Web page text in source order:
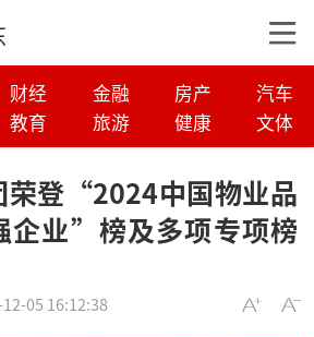
财经 金融 房产
汽车
教育 旅游 健康 文体
荣登“2024中国物业品
企业”榜及多项专项榜
05 16:12:38